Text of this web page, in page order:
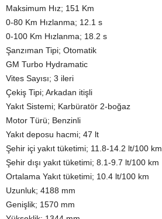
Maksimum Hız; 151 Km
0-80 Km Hızlanma; 12.1 s
0-100 Km Hızlanma; 18.2 s
Şanzıman Tipi; Otomatik
GM Turbo Hydramatic
Vites Sayısı; 3 ileri
Çekiş Tipi; Arkadan itişli
Yakıt Sistemi; Karbüratör 2-boğaz
Motor Türü; Benzinli
Yakıt deposu hacmi; 47 lt
Şehir içi yakıt tüketimi; 11.8-14.2 lt/100 km
Şehir dışı yakıt tüketimi; 8.1-9.7 lt/100 km
Ortalama Yakıt tüketimi; 10.4 lt/100 km
Uzunluk; 4188 mm
Genişlik; 1570 mm